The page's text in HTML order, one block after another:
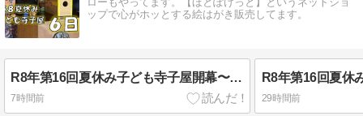
ップで心がホッとする絵はがき販売してます。
R8年第16回夏休み子ども寺子屋開幕〜６日目：おもしろ実験教室～
7時間前 29時間前